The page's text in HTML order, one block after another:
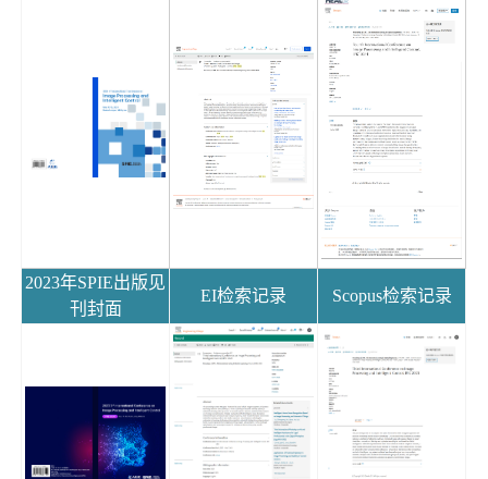
2023年SPIE出版见
刊封面
EI检索记录 Scopus检索记录